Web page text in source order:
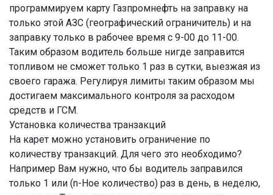
программируем карту Газпромнефть на заправку на
только этой АЗС (географический ограничитель) и на
заправку только в рабочее время с 9-00 до 11-00.
Таким образом водитель больше нигде заправится
топливом не сможет только 1 раз в сутки, выезжая из
своего гаража. Регулируя лимиты таким образом мы
достигаем максимального контроля за расходом
средств и ГСМ.
Установка количества транзакций
На карет можно установить ограничение по
количеству транзакций. Для чего это необходимо?
Например Вам нужно, что бы водитель заправился
только 1 или (n-Ное количество) раз в день, в неделю,